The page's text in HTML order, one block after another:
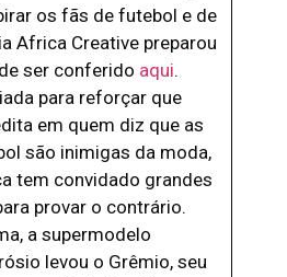
os fãs de futebol e de
Africa Creative preparou
ser conferido aqui.
para reforçar que
em quem diz que as
são inimigas da moda,
tem convidado grandes
provar o contrário.
a supermodelo
levou o Grêmio, seu